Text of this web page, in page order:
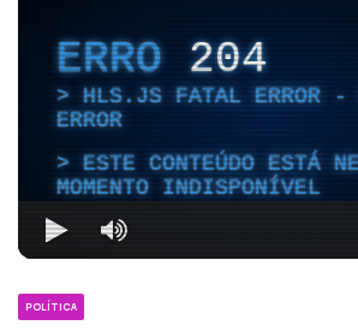
ERRO204
HLS.JS FATAL ERROR -
ERROR
ESTE CONTEÚDO ESTÁ
MOMENTO INDISPONÍVEL
POLÍTICA